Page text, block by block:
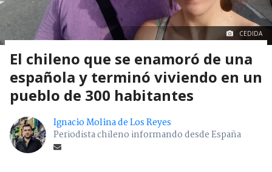
CEDIDA
El chileno que se enamoró de una
española y terminó viviendo en un
pueblo de 300 habitantes
Ignacio Molina de Los Reyes
Periodista chileno informando desde España